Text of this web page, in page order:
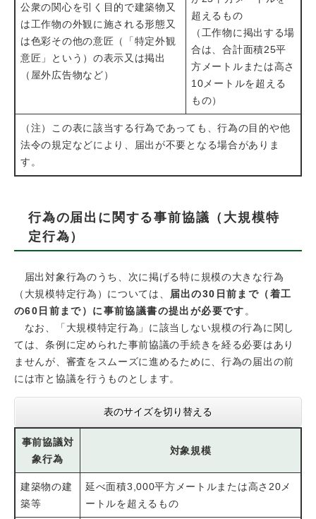
公衆の関心を引く目的で建築物又
は工作物の外観に施される形態又
は色彩その他の意匠（「特定外観
意匠」という）の表示又は掲出
（屋外広告物など）
超えるもの
（工作物に掲出する場
合は、合計面積25平
方メートルまたは高さ
10メートルを超える
もの）
（注）この表に該当する行為であっても、行為の目的や他
法令の規定などにより、届出が不要となる場合がありま
す。
行為の届出に関する事前協議（大規模特
定行為）
届出対象行為のうち、次に掲げる特に規模の大きな行為
（大規模特定行為）については、 届出の30日前まで（着工
の60日前まで）に事前協議書の提出が必要です。
なお、「大規模特定行為」に該当しない規模の行為に関し
ては、条例に定められた事前協議の手続きを経る必要はあり
ませんが、審査をスムーズに進めるために、行為の届出の前
には市と協議を行うものとします。
表のサイズを切り替える
事前協議対
象行為
対象規模
建築物の建
築等
延べ面積3,000平方メートルまたは高さ20メ
ートルを超えるもの